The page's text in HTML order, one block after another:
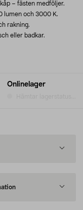
Onlinelager
– fästen medföljer.
lumen och 3000 K.
rakning.
eller badkar.